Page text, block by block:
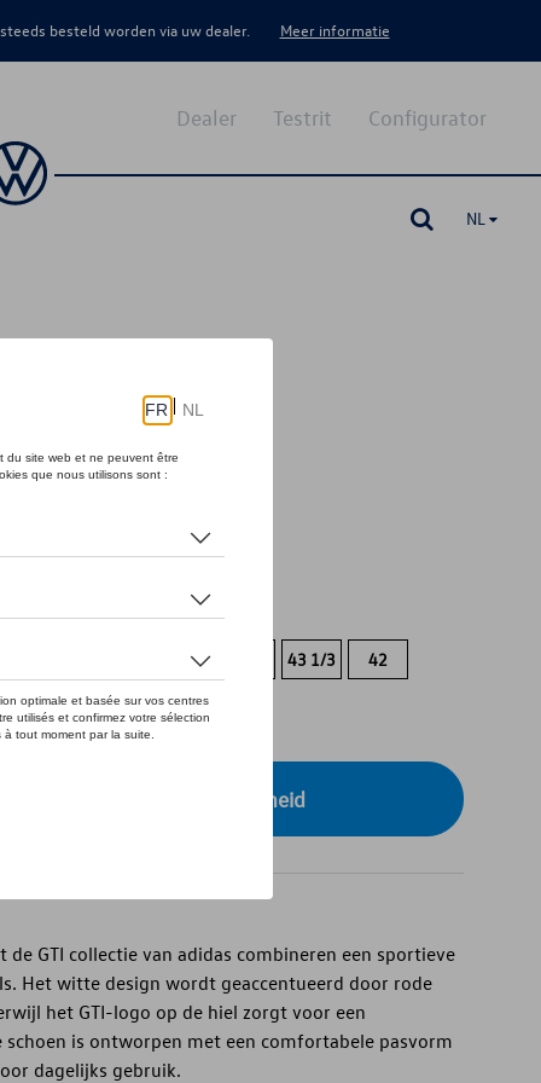
besteld worden via uw dealer. Meer informatie
Configurator
Testrit
Dealer
NL
44 2/3 43 1/3 42
uw dealer voor beschikbaarheid
de GTI collectie van adidas combineren een sportieve
Het witte design wordt geaccentueerd door rode
het GTI-logo op de hiel zorgt voor een
is ontworpen met een comfortabele pasvorm
dagelijks gebruik.